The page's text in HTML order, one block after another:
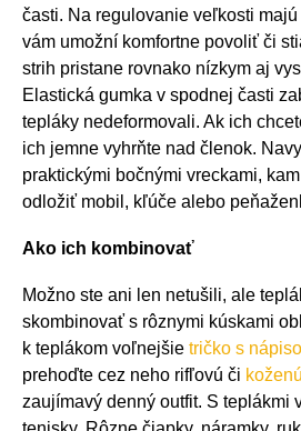
časti. Na regulovanie veľkosti
vám umožní komfortne povoliť či
strih pristane rovnako nízkym aj
Elastická gumka v spodnej časti
tepláky nedeformovali. Ak ich
ich jemne vyhrňte nad členok.
praktickými bočnými vreckami,
odložiť mobil, kľúče alebo
Ako ich kombinovať
Možno ste ani len netušili, ale
skombinovať s rôznymi kúskami
k teplákom voľnejšie tričko s
prehoďte cez neho rifľovú či
zaujímavý denný outfit. S teplákmi